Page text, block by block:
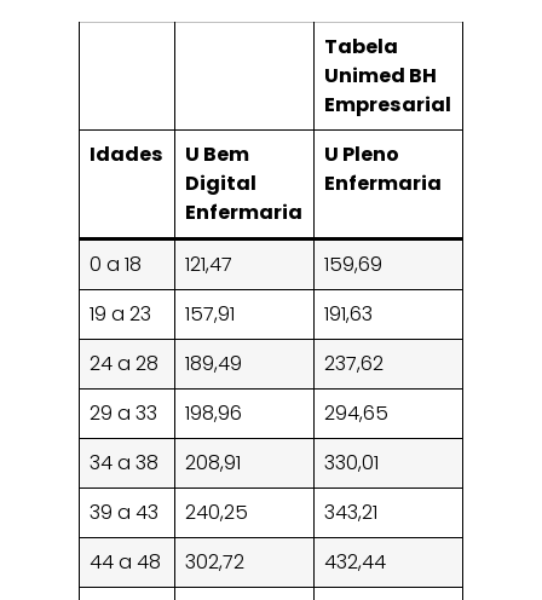
Tabela
Unimed BH
Empresarial
Idades
U Bem
Digital
Enfermaria
U Pleno
Enfermaria
0 a 18
121,47 159,69
19 a 23
157,91 191,63
24 a 28
189,49 237,62
29 a 33
198,96 294,65
34 a 38
208,91 330,01
39 a 43
240,25 343,21
44 a 48
302,72 432,44